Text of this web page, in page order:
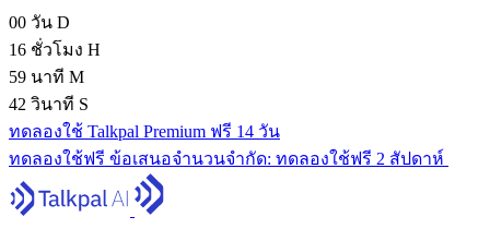
00 วัน D
16 ชั่วโมง H
59 นาที M
41 วินาที S
ทดลองใช้ Talkpal Premium ฟรี 14 วัน
ทดลองใช้ฟรี ข้อเสนอจํานวนจํากัด: ทดลองใช้ฟรี 2 สัปดาห์